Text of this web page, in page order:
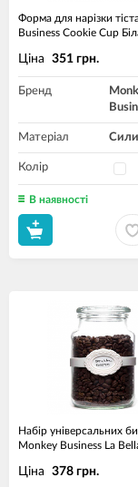
Форма для нарізки
Business Cookie Cup
Ціна 351 грн.
Бренд
Матеріал
Колір
В наявності
Набір універсальних
Monkey Business La
Ціна 378 грн.